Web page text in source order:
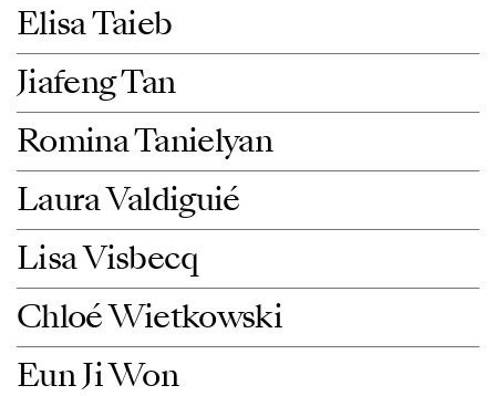
Elisa Taieb
Jiafeng Tan
Romina Tanielyan
Laura Valdiguié
Lisa Visbecq
Chloé Wietkowski
Eun Ji Won